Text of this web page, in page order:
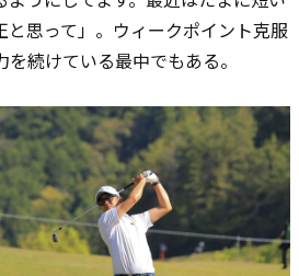
と思って」。ウィークポイント克服
続けている最中でもある。